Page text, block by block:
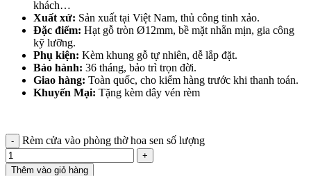
khách…
Xuất xứ: Sản xuất tại Việt Nam, thủ công tinh xảo.
Đặc điểm: Hạt gỗ tròn Ø12mm, bề mặt nhẵn mịn, gia công
kỹ lưỡng.
Phụ kiện: Kèm khung gỗ tự nhiên, dễ lắp đặt.
Bảo hành: 36 tháng, bảo trì trọn đời.
Giao hàng: Toàn quốc, cho kiểm hàng trước khi thanh toán.
Khuyến Mại: Tặng kèm dây vén rèm
Rèm cửa vào phòng thờ hoa sen số lượng
Thêm vào giỏ hàng